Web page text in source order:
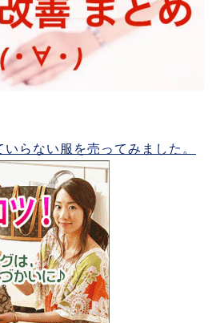
いらない服を売ってみました。